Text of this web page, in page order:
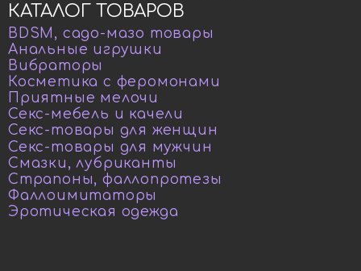
КАТАЛОГ ТОВАРОВ
BDSM, садо-мазо товары
Анальные игрушки
Вибраторы
Косметика с феромонами
Приятные мелочи
Секс-мебель и качели
Секс-товары для женщин
Секс-товары для мужчин
Смазки, лубриканты
Страпоны, фаллопротезы
Фаллоимитаторы
Эротическая одежда